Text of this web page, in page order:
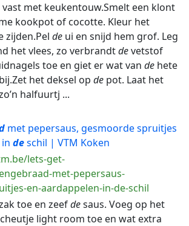
met keukentouw.Smelt een klont
kookpot of cocotte. Kleur het
zijden.Pel de ui en snijd hem grof. Leg
het vlees, zo verbrandtdevetstof
toe en giet er wat van de hete
het deksel op de pot. Laat het
halfuurtj ...
met pepersaus, gesmoorde spruitjes
deschil | VTM Koken
lets-get-
met-pepersaus-
en-aardappelen-in-de-schil
toe en zeefdesaus. Voeg op het
light room toe en wat extra